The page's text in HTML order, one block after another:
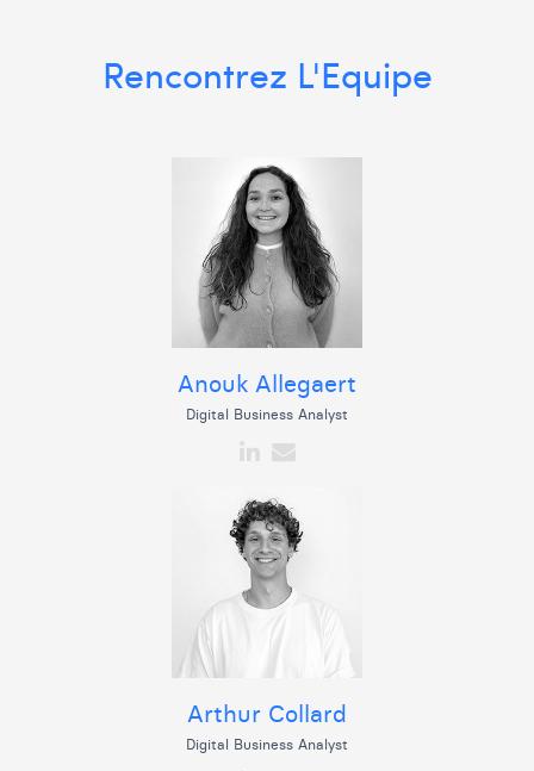
Rencontrez L'Equipe
Anouk Allegaert
Digital Business Analyst
Arthur Collard
Digital Business Analyst